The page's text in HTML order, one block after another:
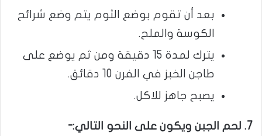
بعد أن تقوم بوضع الثوم يتم وضع شرائح
الكوسة والملح.
يترك لمدة 15 دقيقة ومن ثم يوضع على
طاجن الخبز في الفرن 10 دقائق.
يصبح جاهز للاكل.
7. لحم الجبن ويكون على النحو التالي:-